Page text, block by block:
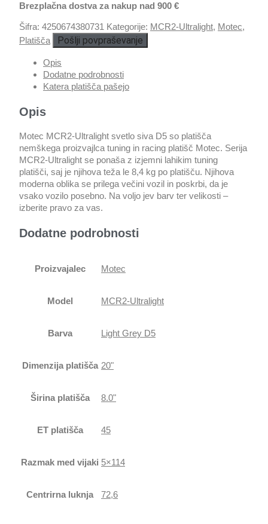
Brezplačna dostva za nakup nad 900 €
Šifra: 4250674380731 Kategorije: MCR2-Ultralight, Motec,
Platišča
Pošlji povpraševanje
Opis
Dodatne podrobnosti
Katera platišča pašejo
Opis
Motec MCR2-Ultralight svetlo siva D5 so platišča
nemškega proizvajlca tuning in racing platišč Motec. Serija
MCR2-Ultralight se ponaša z izjemni lahikim tuning
platišči, saj je njihova teža le 8,4 kg po platišču. Njihova
moderna oblika se prilega večini vozil in poskrbi, da je
vsako vozilo posebno. Na voljo jev barv ter velikosti –
izberite pravo za vas.
Dodatne podrobnosti
Proizvajalec Motec
Model MCR2-Ultralight
Barva Light Grey D5
Dimenzija platišča 20"
Širina platišča 8.0"
ET platišča 45
Razmak med vijaki 5×114
Centrirna luknja 72,6